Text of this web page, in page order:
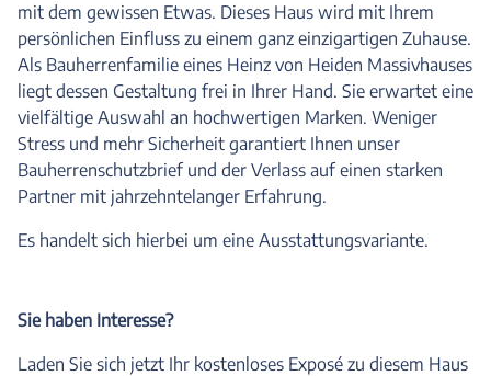
mit dem gewissen Etwas. Dieses Haus wird mit Ihrem
persönlichen Einfluss zu einem ganz einzigartigen Zuhause.
Als Bauherrenfamilie eines Heinz von Heiden Massivhauses
liegt dessen Gestaltung frei in Ihrer Hand. Sie erwartet eine
vielfältige Auswahl an hochwertigen Marken. Weniger
Stress und mehr Sicherheit garantiert Ihnen unser
Bauherrenschutzbrief und der Verlass auf einen starken
Partner mit jahrzehntelanger Erfahrung.
Es handelt sich hierbei um eine Ausstattungsvariante.
Sie haben Interesse?
Laden Sie sich jetzt Ihr kostenloses Exposé zu diesem Haus